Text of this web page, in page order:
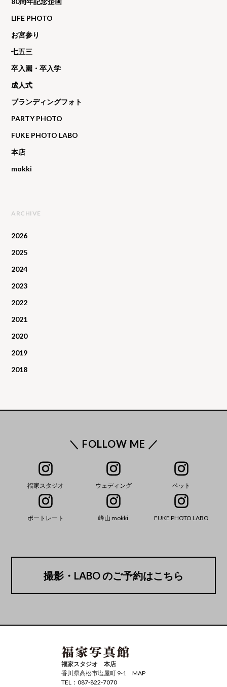
LIFE PHOTO
お宮参り
七五三
卒入園・卒入学
成人式
ブランディングフォト
PARTY PHOTO
FUKE PHOTO LABO
本店
mokki
ARCHIVE
2026
2025
2024
2023
2022
2021
2020
2019
2018
＼ FOLLOW ME ／
福家スタジオ ウェディング ペット
ポートレート 峰山 mokki FUKE PHOTO LABO
撮影・LABO のご予約はこちら
福家スタジオ 本店
香川県高松市塩屋町 9-1 MAP
TEL：087-822-7070